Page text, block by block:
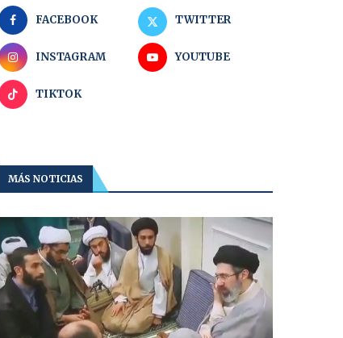
FACEBOOK TWITTER
INSTAGRAM YOUTUBE
TIKTOK
MÁS NOTICIAS